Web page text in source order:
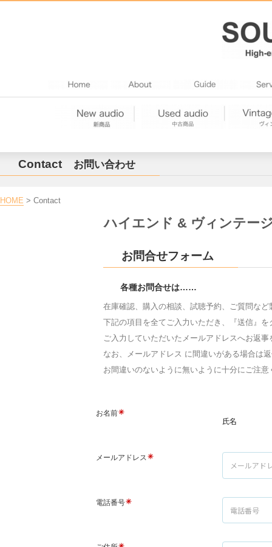
Contact お問い合わせ
HOME > Contact
ハイエンド & ヴィンテー
お問合せフォーム
各種お問合せは……
在庫確認、購入の相談、試聴予約、ご質問な
下記の項目を全てご入力いただき、『送信』
ご入力していただいたメールアドレスへお返事
なお、メールアドレス に間違いがある場合は
お間違いのないように無いように十分にご注意